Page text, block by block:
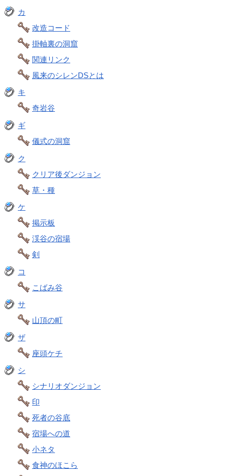
カ
改造コード
掛軸裏の洞窟
関連リンク
風来のシレンDSとは
キ
奇岩谷
ギ
儀式の洞窟
ク
クリア後ダンジョン
草・種
ケ
掲示板
渓谷の宿場
剣
コ
こばみ谷
サ
山頂の町
ザ
座頭ケチ
シ
シナリオダンジョン
印
死者の谷底
宿場への道
小ネタ
食神のほこら